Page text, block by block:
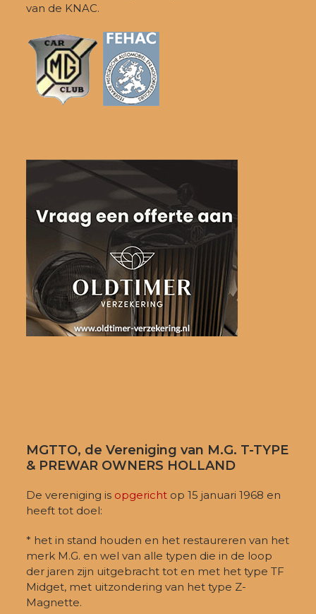
van de KNAC.
MGTTO, de Vereniging van M.G. T-TYPE
& PREWAR OWNERS HOLLAND
De vereniging is opgericht op 15 januari 1968 en
heeft tot doel:
* het in stand houden en het restaureren van het
merk M.G. en wel van alle typen die in de loop
der jaren zijn uitgebracht tot en met het type TF
Midget, met uitzondering van het type Z-
Magnette.